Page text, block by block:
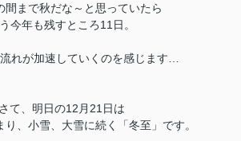
間まで秋だな～と思っていたら
今年も残すところ11日。
れが加速していくのを感じます…
さて、明日の12月21日は
り、小雪、大雪に続く「冬至」です。